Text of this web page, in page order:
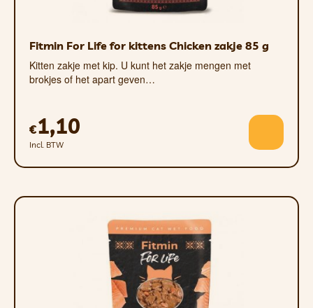
Fitmin For Life for kittens Chicken zakje 85 g
Kitten zakje met kip. U kunt het zakje mengen met
brokjes of het apart geven…
€1,10
Incl. BTW